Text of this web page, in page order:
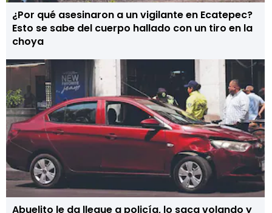
¿Por qué asesinaron a un vigilante en Ecatepec?
Esto se sabe del cuerpo hallado con un tiro en la
choya
Abuelito le da llegue a policía, lo saca volando y